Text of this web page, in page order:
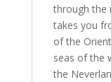
through the
takes you
of the
seas of the
the